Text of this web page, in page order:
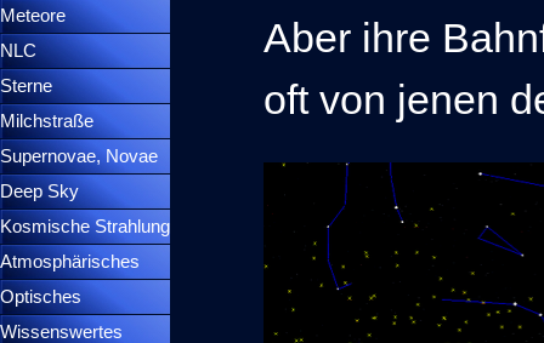
Meteore
NLC
Sterne
Milchstraße
Supernovae, Novae
Deep Sky
Kosmische Strahlung
Atmosphärisches
Optisches
Wissenswertes
Aber ihre
oft von jenen